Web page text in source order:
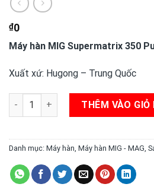
₫0
Máy hàn MIG Supermatrix 350
Xuất xứ: Hugong – Trung Quốc
Máy hàn MIG xung Supermatrix
THÊM VÀO GIỎ
Danh mục: Máy hàn Máy hàn MIG - MAG